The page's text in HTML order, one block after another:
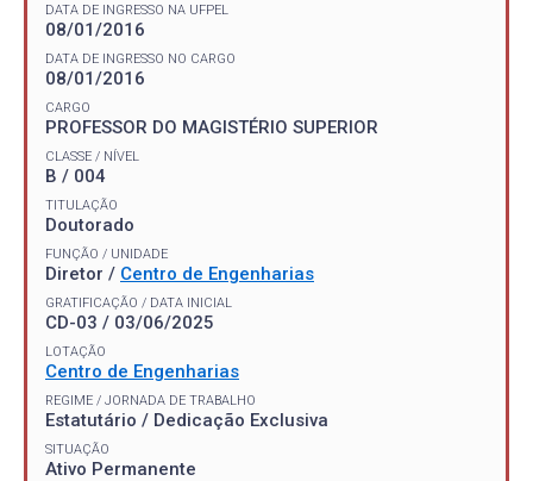
DATA DE INGRESSO NA UFPEL
08/01/2016
DATA DE INGRESSO NO CARGO
08/01/2016
CARGO
PROFESSOR DO MAGISTÉRIO SUPERIOR
CLASSE / NÍVEL
B / 004
TITULAÇÃO
Doutorado
FUNÇÃO / UNIDADE
Diretor / Centro de Engenharias
GRATIFICAÇÃO / DATA INICIAL
CD-03 / 03/06/2025
LOTAÇÃO
Centro de Engenharias
REGIME / JORNADA DE TRABALHO
Estatutário / Dedicação Exclusiva
SITUAÇÃO
Ativo Permanente